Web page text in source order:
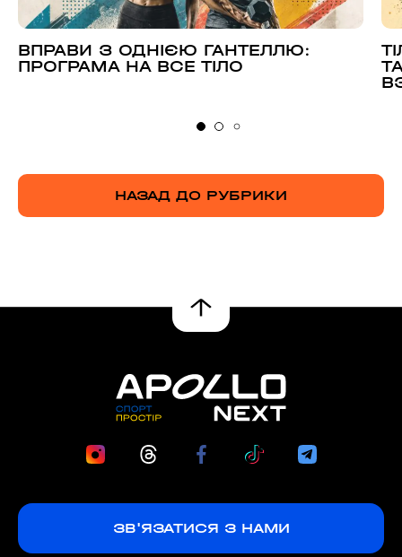
ВПРАВИ З ОДНІЄЮ ГАНТЕЛЛЮ:
ПРОГРАМА НА ВСЕ ТІЛО
НАЗАД ДО РУБРИКИ
ЗВ'ЯЗАТИСЯ З НАМИ